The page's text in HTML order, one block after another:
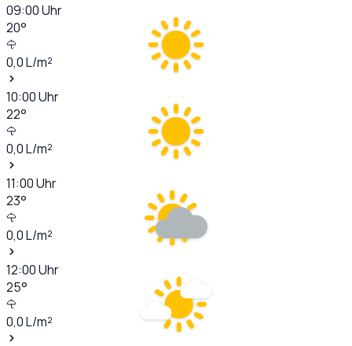
09:00Uhr
20°
0,0L/m²
10:00Uhr
22°
0,0L/m²
11:00Uhr
23°
0,0L/m²
12:00Uhr
25°
0,0L/m²